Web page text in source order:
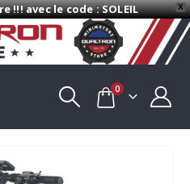
X
!!! avec le code : SOLEIL
0